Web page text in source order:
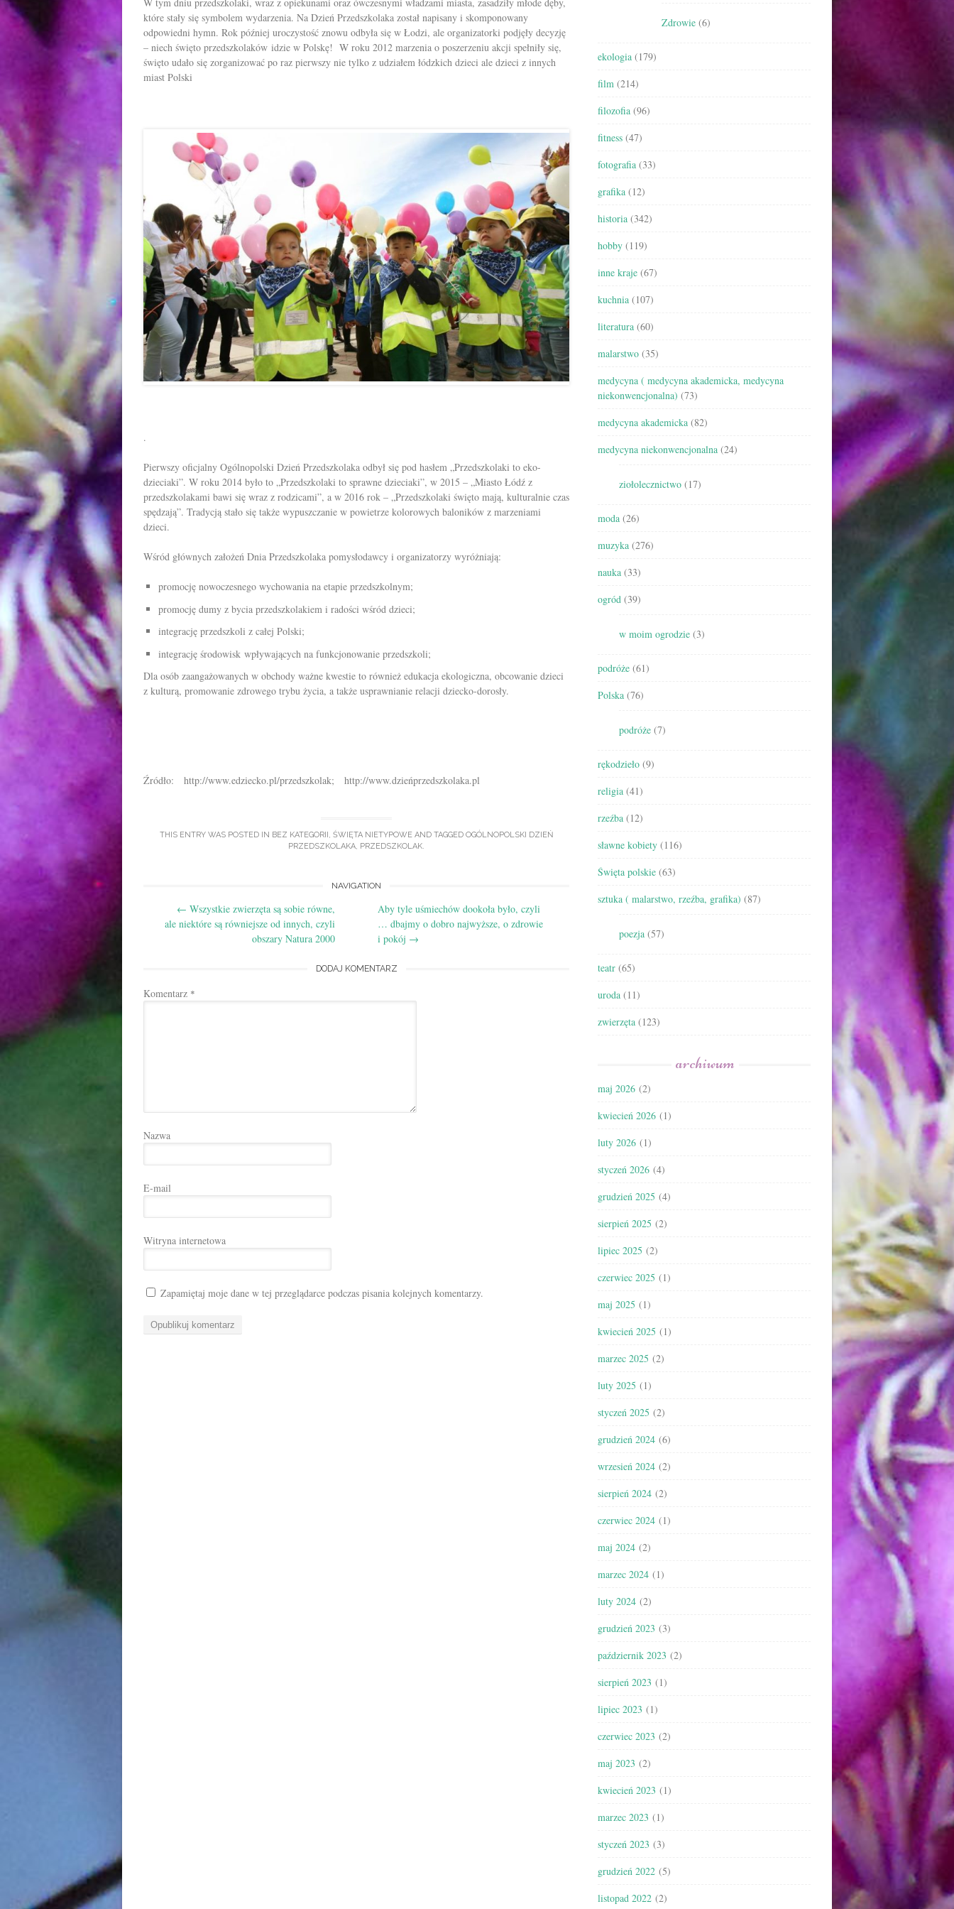
głośność.
które stały się symbolem wydarzenia. Na Dzień Przedszkolaka został napisany i skomponowany
odpowiedni hymn. Rok później uroczystość znowu odbyła się w Łodzi, ale organizatorki podjęły decyzję
– niech święto przedszkolaków idzie w Polskę! W roku 2012 marzenia o poszerzeniu akcji spełniły się,
święto udało się zorganizować po raz pierwszy nie tylko z udziałem łódzkich dzieci ale dzieci z innych
miast Polski
.
Pierwszy oficjalny Ogólnopolski Dzień Przedszkolaka odbył się pod hasłem „Przedszkolaki to eko-
dzieciaki”. W roku 2014 było to „Przedszkolaki to sprawne dzieciaki”, w 2015 – „Miasto Łódź z
przedszkolakami bawi się wraz z rodzicami”, a w 2016 rok – „Przedszkolaki święto mają, kulturalnie czas
spędzają”. Tradycją stało się także wypuszczanie w powietrze kolorowych baloników z marzeniami
dzieci.
Wśród głównych założeń Dnia Przedszkolaka pomysłodawcy i organizatorzy wyróżniają:
promocję nowoczesnego wychowania na etapie przedszkolnym;
promocję dumy z bycia przedszkolakiem i radości wśród dzieci;
integrację przedszkoli z całej Polski;
integrację środowisk wpływających na funkcjonowanie przedszkoli;
Dla osób zaangażowanych w obchody ważne kwestie to również edukacja ekologiczna, obcowanie dzieci
z kulturą, promowanie zdrowego trybu życia, a także usprawnianie relacji dziecko-dorosły.
Źródło: http://www.edziecko.pl/przedszkolak; http://www.dzieńprzedszkolaka.pl
THIS ENTRY WAS POSTED IN BEZ KATEGORII ŚWIĘTA NIETYPOWE AND TAGGED OGÓLNOPOLSKI DZIEŃ
PRZEDSZKOLAKA PRZEDSZKOLAK
navigation
NAVIGATION
← Wszystkie zwierzęta są sobie równe,
ale niektóre są równiejsze od innych, czyli
obszary Natura 2000
Aby tyle uśmiechów dookoła było, czyli
… dbajmy o dobro najwyższe, o zdrowie
i pokój →
DODAJ KOMENTARZ
Komentarz *
Nazwa
E-mail
Witryna internetowa
Zapamiętaj moje dane w tej przeglądarce podczas pisania kolejnych komentarzy.
Zdrowie (6)
ekologia (179)
film (214)
filozofia (96)
fitness (47)
fotografia (33)
grafika (12)
historia (342)
hobby (119)
inne kraje (67)
kuchnia (107)
literatura (60)
malarstwo (35)
medycyna ( medycyna akademicka, medycyna
niekonwencjonalna) (73)
medycyna akademicka (82)
medycyna niekonwencjonalna (24)
ziołolecznictwo (17)
moda (26)
muzyka (276)
nauka (33)
ogród (39)
w moim ogrodzie (3)
podróże (61)
Polska (76)
podróże (7)
rękodzieło (9)
religia (41)
rzeźba (12)
sławne kobiety (116)
Święta polskie (63)
sztuka ( malarstwo, rzeźba, grafika) (87)
poezja (57)
teatr (65)
uroda (11)
zwierzęta (123)
archiwum
maj 2026 (2)
kwiecień 2026 (1)
luty 2026 (1)
styczeń 2026 (4)
grudzień 2025 (4)
sierpień 2025 (2)
lipiec 2025 (2)
czerwiec 2025 (1)
maj 2025 (1)
kwiecień 2025 (1)
marzec 2025 (2)
luty 2025 (1)
styczeń 2025 (2)
grudzień 2024 (6)
wrzesień 2024 (2)
sierpień 2024 (2)
czerwiec 2024 (1)
maj 2024 (2)
marzec 2024 (1)
luty 2024 (2)
grudzień 2023 (3)
październik 2023 (2)
sierpień 2023 (1)
lipiec 2023 (1)
czerwiec 2023 (2)
maj 2023 (2)
kwiecień 2023 (1)
marzec 2023 (1)
styczeń 2023 (3)
grudzień 2022 (5)
listopad 2022 (2)